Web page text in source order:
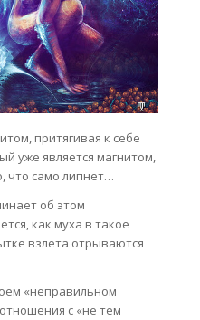
притягивая к себе
уже является магнитом,
что само липнет…
об этом
как муха в такое
взлета отрываются
«неправильном
с «не тем